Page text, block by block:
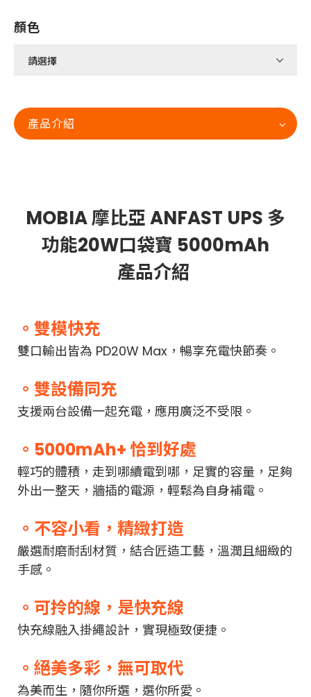
顏色
產品介紹
MOBIA 摩比亞 ANFAST UPS 多
功能20W口袋寶 5000mAh
產品介紹
。雙模快充
雙口輸出皆為 PD20W Max，暢享充電快節奏。
。雙設備同充
支援兩台設備一起充電，應用廣泛不受限。
。5000mAh+ 恰到好處
輕巧的體積，走到哪續電到哪，足實的容量，足夠
外出一整天，牆插的電源，輕鬆為自身補電。
。不容小看，精緻打造
嚴選耐磨耐刮材質，結合匠造工藝，溫潤且細緻的
手感。
。可拎的線，是快充線
快充線融入掛繩設計，實現極致便捷。
。絕美多彩，無可取代
為美而生，隨你所選，選你所愛。